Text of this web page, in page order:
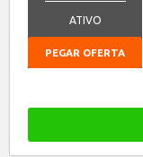
ATIVO
PEGAR OFERTA